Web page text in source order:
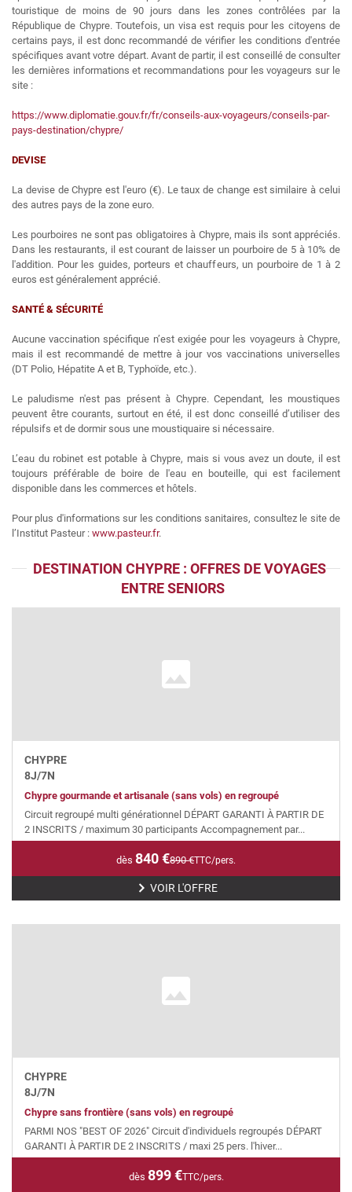
touristique de moins de 90 jours dans les zones contrôlées par la
République de Chypre. Toutefois, un visa est requis pour les citoyens de
certains pays, il est donc recommandé de vérifier les conditions d'entrée
spécifiques avant votre départ. Avant de partir, il est conseillé de consulter
les dernières informations et recommandations pour les voyageurs sur le
site :
https://www.diplomatie.gouv.fr/fr/conseils-aux-voyageurs/conseils-par-
pays-destination/chypre/
DEVISE
La devise de Chypre est l'euro (€). Le taux de change est similaire à celui
des autres pays de la zone euro.
Les pourboires ne sont pas obligatoires à Chypre, mais ils sont appréciés.
Dans les restaurants, il est courant de laisser un pourboire de 5 à 10% de
l'addition. Pour les guides, porteurs et chauffeurs, un pourboire de 1 à 2
euros est généralement apprécié.
SANTÉ & SÉCURITÉ
Aucune vaccination spécifique n’est exigée pour les voyageurs à Chypre,
mais il est recommandé de mettre à jour vos vaccinations universelles
(DT Polio, Hépatite A et B, Typhoïde, etc.).
Le paludisme n'est pas présent à Chypre. Cependant, les moustiques
peuvent être courants, surtout en été, il est donc conseillé d’utiliser des
répulsifs et de dormir sous une moustiquaire si nécessaire.
L’eau du robinet est potable à Chypre, mais si vous avez un doute, il est
toujours préférable de boire de l'eau en bouteille, qui est facilement
disponible dans les commerces et hôtels.
Pour plus d'informations sur les conditions sanitaires, consultez le site de
l’Institut Pasteur : www.pasteur.fr.
DESTINATION CHYPRE : OFFRES DE VOYAGES
ENTRE SENIORS
CHYPRE
8J/7N
Chypre gourmande et artisanale (sans vols) en regroupé
Circuit regroupé multi générationnel DÉPART GARANTI À PARTIR DE
2 INSCRITS / maximum 30 participants Accompagnement par...
dès 840€890€TTC/pers.
VOIR L'OFFRE
CHYPRE
8J/7N
Chypre sans frontière (sans vols) en regroupé
PARMI NOS "BEST OF 2026" Circuit d'individuels regroupés DÉPART
GARANTI À PARTIR DE 2 INSCRITS / maxi 25 pers. l'hiver...
dès 899€TTC/pers.